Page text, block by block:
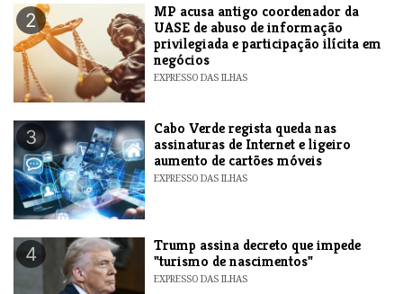
2
MP acusa antigo coordenador da
UASE de abuso de informação
privilegiada e participação ilícita em
negócios
EXPRESSO DAS ILHAS
3
Cabo Verde regista queda nas
assinaturas de Internet e ligeiro
aumento de cartões móveis
EXPRESSO DAS ILHAS
4
Trump assina decreto que impede
"turismo de nascimentos"
EXPRESSO DAS ILHAS